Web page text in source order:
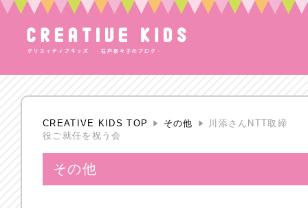
CREATIVE KIDS TOP その他
川添さんNTT取締
役ご就任を祝う会
その他